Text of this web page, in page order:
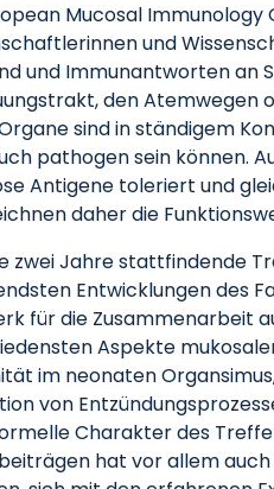
Mucosal Immunology
und
und Immunantworten an
den Atemwegen
sind in ständigem
pathogen sein können.
Antigene toleriert und
daher die
zwei Jahre stattfindende
Entwicklungen des
für die Zusammenarbeit
Aspekte
im neonaten
von
Charakter des
hat vor allem